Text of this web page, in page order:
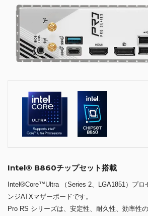
Intel® B860チップセット搭載
Intel®Core™Ultra （Series 2、LGA1851）プロ
ンジATXマザーボードです。
Pro RS シリーズは、安定性、耐久性、効率性